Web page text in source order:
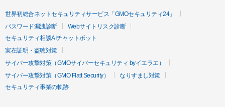
世界初総合ネットセキュリティサービス「GMOセキュリティ24」
パスワード漏洩診断
Webサイトリスク診断
セキュリティ相談AIチャットボット
実在証明・盗聴対策
サイバー攻撃対策（GMOサイバーセキュリティ byイエラエ）
サイバー攻撃対策（GMO Flatt Security）
なりすまし対策
セキュリティ事業の軌跡